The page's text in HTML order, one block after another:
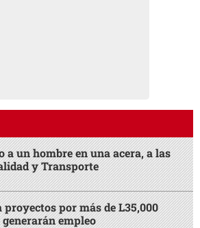
a un hombre en una acera, a las
y Transporte
por más de L35,000
empleo